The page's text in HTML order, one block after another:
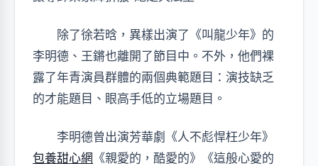
除了徐若晗，異樣出演了《叫龍少年》的
李明德、王鏘也離開了節目中。不外，他們裸
露了年青演員群體的兩個典範題目：演技缺乏
的才能題目、眼高手低的立場題目。
李明德曾出演芳華劇《人不彪悍枉少年》
包養甜心網 《親愛的，酷愛的》《這般心愛的